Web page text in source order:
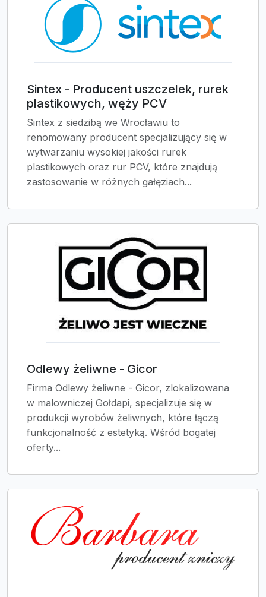
Sintex - Producent uszczelek, rurek
plastikowych, węży PCV
Sintex z siedzibą we Wrocławiu to
renomowany producent specjalizujący się w
wytwarzaniu wysokiej jakości rurek
plastikowych oraz rur PCV, które znajdują
zastosowanie w różnych gałęziach...
Odlewy żeliwne - Gicor
Firma Odlewy żeliwne - Gicor, zlokalizowana
w malowniczej Gołdapi, specjalizuje się w
produkcji wyrobów żeliwnych, które łączą
funkcjonalność z estetyką. Wśród bogatej
oferty...